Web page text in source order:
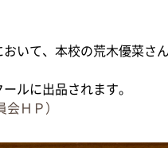
いて、本校の荒木優菜さ
ルに出品されます。
ＨＰ）